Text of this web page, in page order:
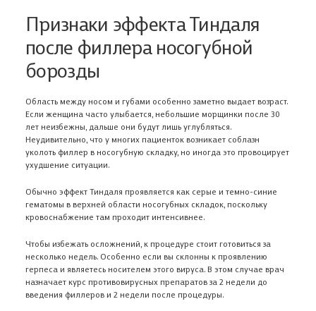
Признаки эффекта Тиндаля
после филлера носогубной
борозды
Область между носом и губами особенно заметно выдает возраст.
Если женщина часто улыбается, небольшие морщинки после 30
лет неизбежны, дальше они будут лишь углубляться.
Неудивительно, что у многих пациенток возникает соблазн
уколоть филлер в носогубную складку, но иногда это провоцирует
ухудшение ситуации.
Обычно эффект Тиндаля проявляется как серые и темно-синие
гематомы в верхней области носогубных складок, поскольку
кровоснабжение там проходит интенсивнее.
Чтобы избежать осложнений, к процедуре стоит готовиться за
несколько недель. Особенно если вы склонны к проявлению
герпеса и являетесь носителем этого вируса. В этом случае врач
назначает курс противовирусных препаратов за 2 недели до
введения филлеров и 2 недели после процедуры.